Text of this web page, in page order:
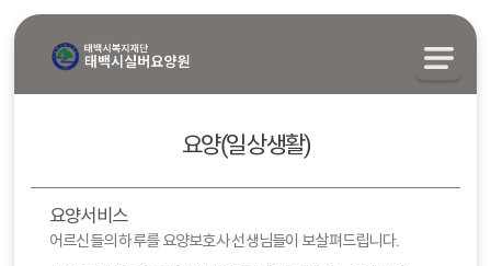
요양(일상생활)
요양서비스
어르신들의 하루를 요양보호사 선생님들이 보살펴드립니다.